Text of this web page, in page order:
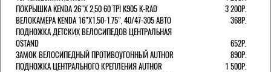
ПОКРЫШКА KENDA 26"Х 2,50 60 TPI K905 K-RAD
3 200Р.
ВЕЛОКАМЕРА KENDA 16"Х1.50-1.75", 40/47-305 АВТО
368Р.
ПОДНОЖКА ДЕТСКИХ ВЕЛОСИПЕДОВ ЦЕНТРАЛЬНАЯ
OSTAND
652Р.
ЗАМОК ВЕЛОСИПЕДНЫЙ ПРОТИВОУГОННЫЙ AUTHOR
890Р.
ПОДНОЖКА ЦЕНТРАЛЬНОГО КРЕПЛЕНИЯ AUTHOR
1 500Р.